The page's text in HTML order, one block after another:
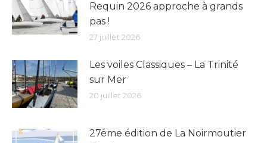
Requin 2026 approche à grands
pas !
27 juillet 2026
Les voiles Classiques – La Trinité
sur Mer
20 juillet 2026
27ème édition de La Noirmoutier